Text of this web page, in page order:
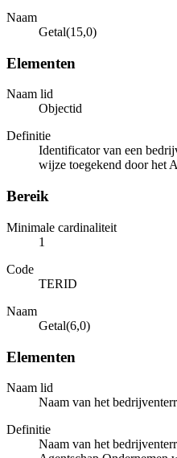
Naam
Getal(15,0)
Elementen
Naam lid
Objectid
Definitie
Identificator van een
wijze toegekend door het
Bereik
Minimale cardinaliteit
1
Code
TERID
Naam
Getal(6,0)
Elementen
Naam lid
Naam van het
Definitie
Naam van het